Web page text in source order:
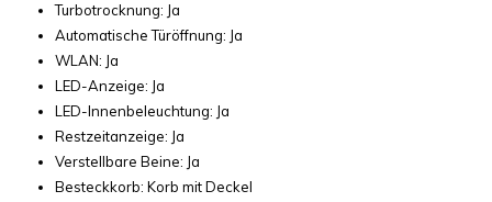
Turbotrocknung: Ja
Automatische Türöffnung: Ja
WLAN: Ja
LED-Anzeige: Ja
LED-Innenbeleuchtung: Ja
Restzeitanzeige: Ja
Verstellbare Beine: Ja
Besteckkorb: Korb mit Deckel